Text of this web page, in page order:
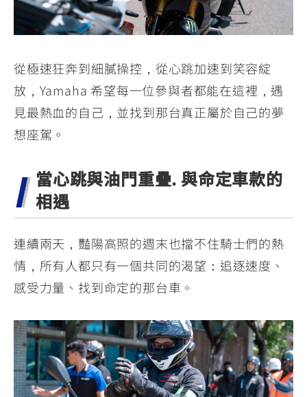
從極速狂奔到細膩操控，從心跳加速到笑容綻
放，Yamaha 希望每一位參與者都能在這裡，遇
見最熱血的自己，並找到那台真正屬於自己的夢
想座駕。
當心跳與油門重疊. 與命定車款的
相遇
連續兩天，豔陽高照的週末也擋不住騎士們的熱
情，所有人都只有一個共同的渴望：追逐速度、
感受力量、找到命定的那台車。